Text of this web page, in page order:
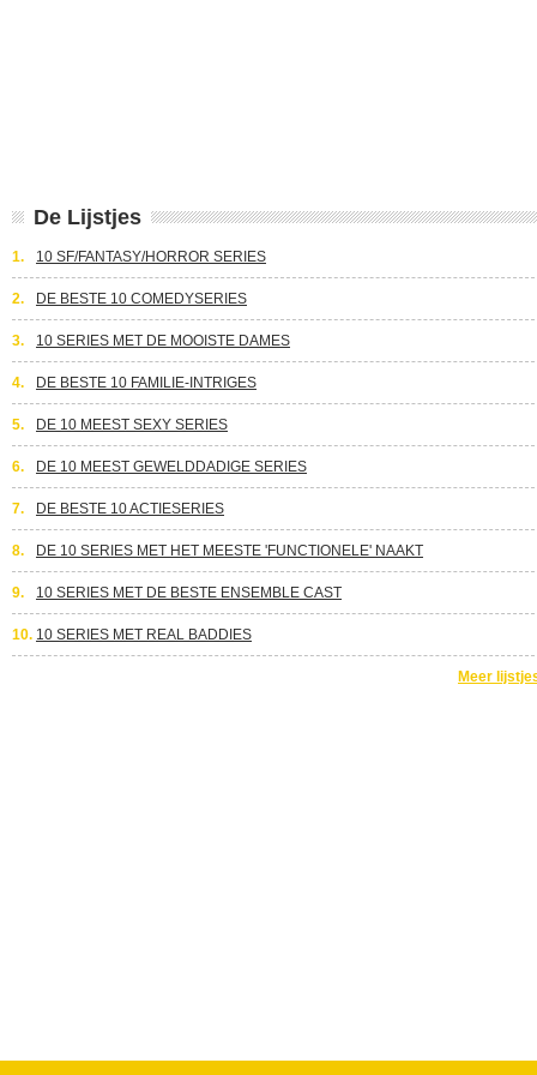
De Lijstjes
1. 10 SF/FANTASY/HORROR SERIES
2. DE BESTE 10 COMEDYSERIES
3. 10 SERIES MET DE MOOISTE DAMES
4. DE BESTE 10 FAMILIE-INTRIGES
5. DE 10 MEEST SEXY SERIES
6. DE 10 MEEST GEWELDDADIGE SERIES
7. DE BESTE 10 ACTIESERIES
8. DE 10 SERIES MET HET MEESTE 'FUNCTIONELE' NAAKT
9. 10 SERIES MET DE BESTE ENSEMBLE CAST
10. 10 SERIES MET REAL BADDIES
Meer